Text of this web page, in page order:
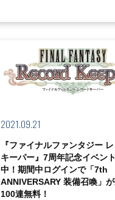
2021.09.21
『ファイナルファンタジー
キーパー』7周年記念イベン
中！期間中ログインで「7th
ANNIVERSARY 装備召喚」
100連無料！